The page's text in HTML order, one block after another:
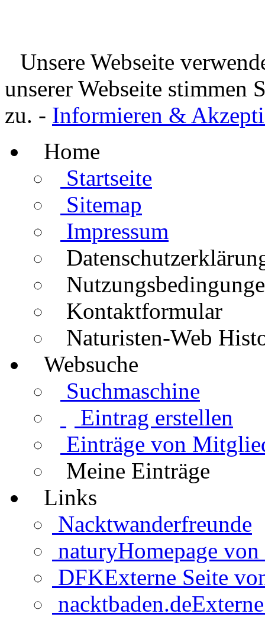
Unsere Webseite
unserer Webseite stimmen
zu. - Informieren &
Home
Startseite
Sitemap
Impressum
Kontaktformular
Naturisten-Web
Websuche
Suchmaschine
Eintrag erstellen
Einträge von
Meine Einträge
Links
Nacktwanderfreunde
naturyHomepage
DFKExterne Seite
nacktbaden.de